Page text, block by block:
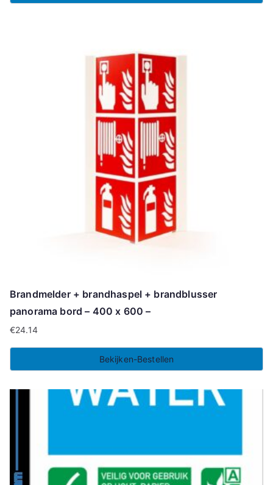
Brandmelder + brandhaspel + brandblusser
panorama bord – 400 x 600 –
€24.14
Bekijken-Bestellen